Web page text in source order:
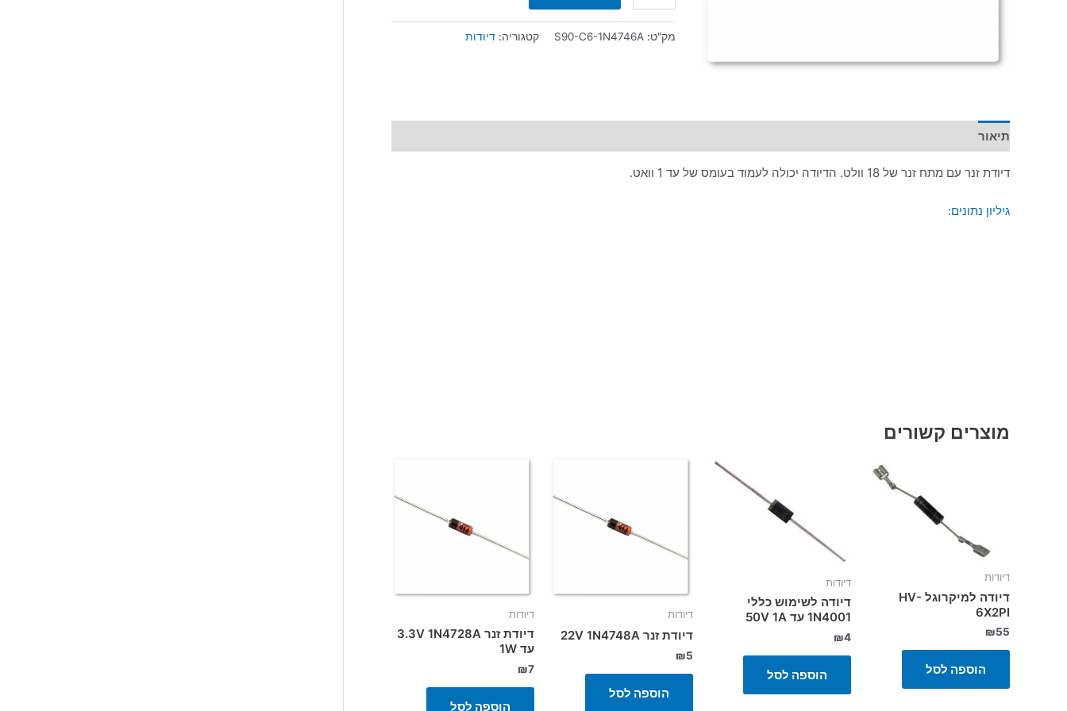
מק"ט: S90-C6-1N4746A קטגוריה: דיודות
תיאור
דיודת זנר עם מתח זנר של 18 וולט. הדיודה יכולה לעמוד בעומס של עד 1 וואט.
גיליון נתונים:
מוצרים קשורים
דיודות
דיודה למיקרוגל HV-
6X2PI
₪55
הוספה לסל
דיודות
דיודה לשימוש כללי
1N4001 עד 50V 1A
₪4
הוספה לסל
דיודות
דיודת זנר 22V 1N4748A
₪5
הוספה לסל
דיודות
דיודת זנר 3.3V 1N4728A
עד 1W
₪7
הוספה לסל